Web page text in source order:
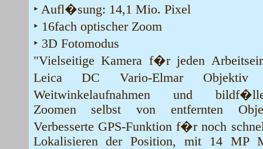
‣ Aufl�sung: 14,1 Mio. Pixel
‣ 16fach optischer Zoom
‣ 3D Fotomodus
"Vielseitige Kamera f�r jeden
Leica DC Vario-Elmar
Weitwinkelaufnahmen und
Zoomen selbst von entfernten
Verbesserte GPS-Funktion f�r noch
Lokalisieren der Position, mit 14 MP